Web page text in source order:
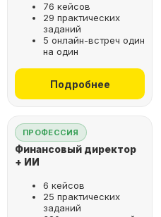
76 кейсов
29 практических
заданий
5 онлайн-встреч один
на один
Подробнее
ПРОФЕССИЯ
Финансовый директор
+ ИИ
6 кейсов
25 практических
заданий